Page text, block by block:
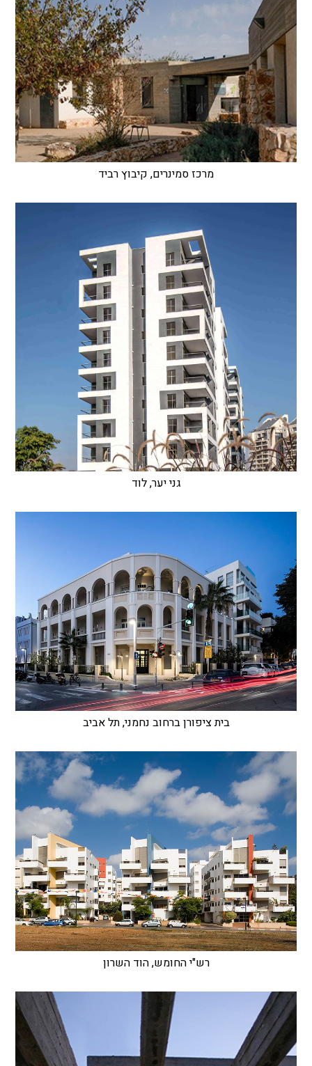
מרכז סמינרים, קיבוץ רביד
גני יער, לוד
בית ציפורן ברחוב נחמני, תל אביב
רש"י החומש, הוד השרון